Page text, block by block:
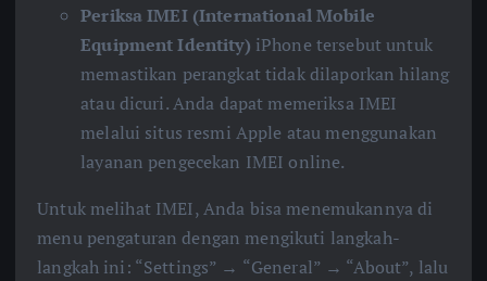
Periksa IMEI (International Mobile
Equipment Identity) iPhone tersebut untuk
memastikan perangkat tidak dilaporkan hilang
atau dicuri. Anda dapat memeriksa IMEI
melalui situs resmi Apple atau menggunakan
layanan pengecekan IMEI online.
Untuk melihat IMEI, Anda bisa menemukannya di
menu pengaturan dengan mengikuti langkah-
langkah ini: “Settings” → “General” → “About”, lalu